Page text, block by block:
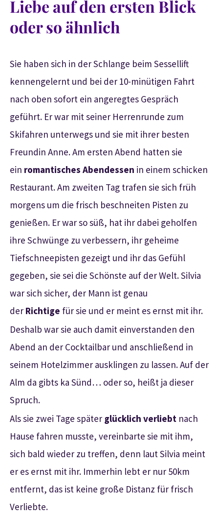
Liebe auf den ersten Blick
oder so ähnlich
Sie haben sich in der Schlange beim Sessellift
kennengelernt und bei der 10-minütigen Fahrt
nach oben sofort ein angeregtes Gespräch
geführt. Er war mit seiner Herrenrunde zum
Skifahren unterwegs und sie mit ihrer besten
Freundin Anne. Am ersten Abend hatten sie
ein romantisches Abendessen in einem schicken
Restaurant. Am zweiten Tag trafen sie sich früh
morgens um die frisch beschneiten Pisten zu
genießen. Er war so süß, hat ihr dabei geholfen
ihre Schwünge zu verbessern, ihr geheime
Tiefschneepisten gezeigt und ihr das Gefühl
gegeben, sie sei die Schönste auf der Welt. Silvia
war sich sicher, der Mann ist genau
der Richtige für sie und er meint es ernst mit ihr.
Deshalb war sie auch damit einverstanden den
Abend an der Cocktailbar und anschließend in
seinem Hotelzimmer ausklingen zu lassen. Auf der
Alm da gibts ka Sünd… oder so, heißt ja dieser
Spruch.
Als sie zwei Tage später glücklich verliebt nach
Hause fahren musste, vereinbarte sie mit ihm,
sich bald wieder zu treffen, denn laut Silvia meint
er es ernst mit ihr. Immerhin lebt er nur 50km
entfernt, das ist keine große Distanz für frisch
Verliebte.